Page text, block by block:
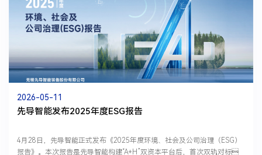
2026-05-11
先导智能发布2025年度ESG报告
4月28日，先导智能正式发布《2025年度环境、社会及公司治理（ESG）
报告》。本次报告是先导智能构建“A+H”双资本平台后，首次双轨对标